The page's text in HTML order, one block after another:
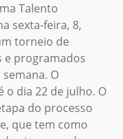
Talento
sexta-feira, 8,
torneio de
programados
O
o dia 22 de julho. O
do processo
que tem como